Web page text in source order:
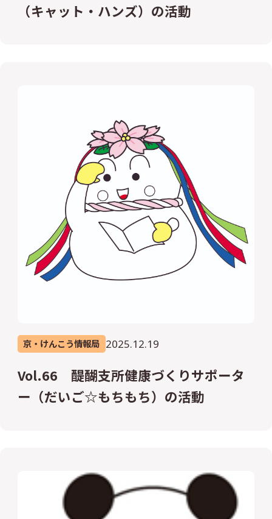
（キャット・ハンズ）の活動
京・けんこう情報局 2025.12.19
Vol.66 醍醐支所健康づくりサポータ
ー（だいご☆もちもち）の活動